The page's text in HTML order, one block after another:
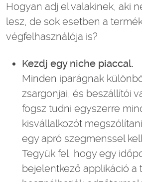
Hogyan adj el valakinek, aki
lesz, de sok esetben a
végfelhasználója is?
Kezdj egy niche piaccal.
Minden iparágnak
zsargonjai, és beszállítói
fogsz tudni egyszerre
kisvállalkozót
egy apró szegmenssel
Tegyük fel, hogy egy
bejelentkező applikáció a